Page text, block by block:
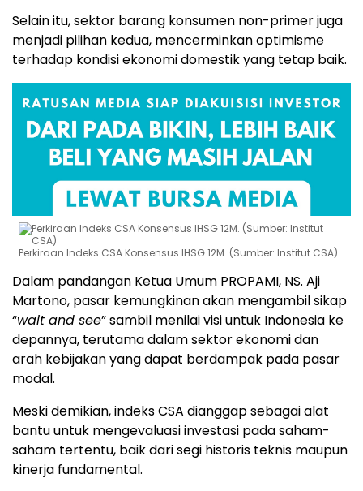
Selain itu, sektor barang konsumen non-primer juga
menjadi pilihan kedua, mencerminkan optimisme
terhadap kondisi ekonomi domestik yang tetap baik.
Perkiraan Indeks CSA Konsensus IHSG 12M. (Sumber: Institut CSA)
Dalam pandangan Ketua Umum PROPAMI, NS. Aji
Martono, pasar kemungkinan akan mengambil sikap
“wait and see” sambil menilai visi untuk Indonesia ke
depannya, terutama dalam sektor ekonomi dan
arah kebijakan yang dapat berdampak pada pasar
modal.
Meski demikian, indeks CSA dianggap sebagai alat
bantu untuk mengevaluasi investasi pada saham-
saham tertentu, baik dari segi historis teknis maupun
kinerja fundamental.